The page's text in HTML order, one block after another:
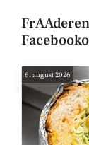
6. august 2026